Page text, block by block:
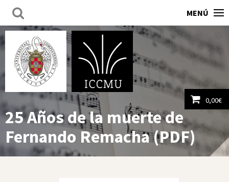
MENÚ
0,00€
Ver carrito
25 Años de la muerte de
Fernando Remacha (PDF)